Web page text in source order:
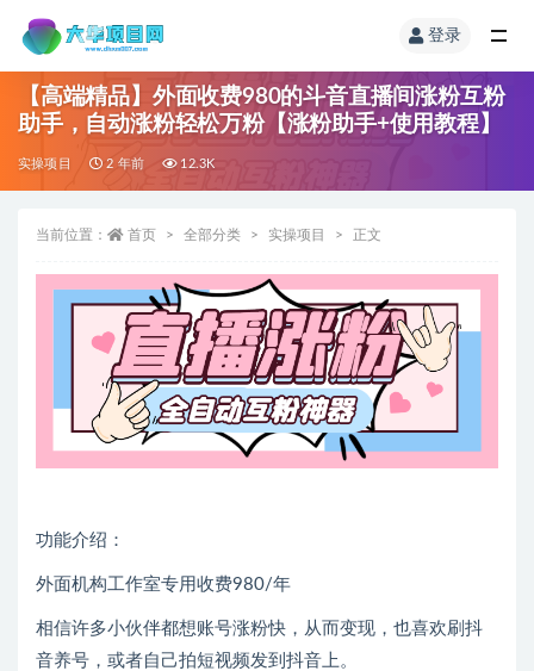
登录
【高端精品】外面收费980的斗音直播间涨粉互粉
助手，自动涨粉轻松万粉【涨粉助手+使用教程】
实操项目 2 年前 12.3K
当前位置： 首页 全部分类 实操项目 正文
功能介绍：
外面机构工作室专用收费980/年
相信许多小伙伴都想账号涨粉快，从而变现，也喜欢刷抖
音养号，或者自己拍短视频发到抖音上。